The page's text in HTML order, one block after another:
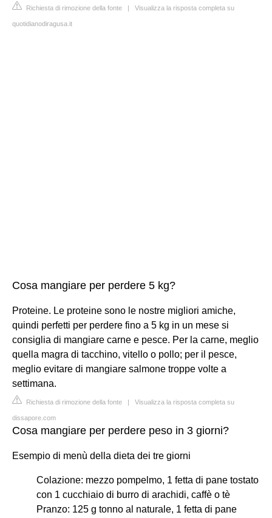
Richiesta di rimozione della fonte | Visualizza la risposta completa su
quotidianodiragusa.it
Cosa mangiare per perdere 5 kg?
Proteine. Le proteine sono le nostre migliori amiche,
quindi perfetti per perdere fino a 5 kg in un mese si
consiglia di mangiare carne e pesce. Per la carne, meglio
quella magra di tacchino, vitello o pollo; per il pesce,
meglio evitare di mangiare salmone troppe volte a
settimana.
Richiesta di rimozione della fonte | Visualizza la risposta completa su
dissapore.com
Cosa mangiare per perdere peso in 3 giorni?
Esempio di menù della dieta dei tre giorni
Colazione: mezzo pompelmo, 1 fetta di pane tostato
con 1 cucchiaio di burro di arachidi, caffè o tè
Pranzo: 125 g tonno al naturale, 1 fetta di pane